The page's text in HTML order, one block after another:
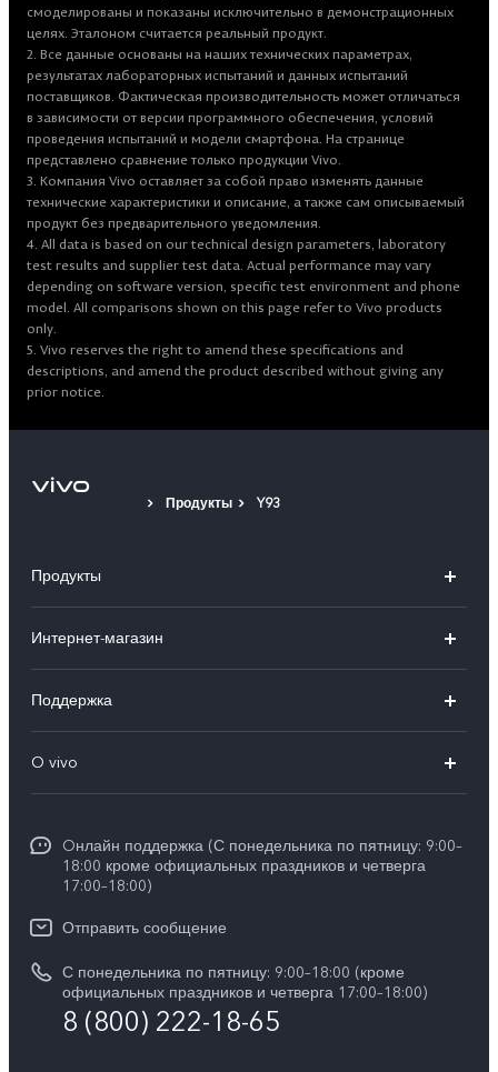
смоделированы и показаны исключительно в демонстрационных
целях. Эталоном считается реальный продукт.
2. Все данные основаны на наших технических параметрах,
результатах лабораторных испытаний и данных испытаний
поставщиков. Фактическая производительность может отличаться
в зависимости от версии программного обеспечения, условий
проведения испытаний и модели смартфона. На странице
представлено сравнение только продукции Vivo.
3. Компания Vivo оставляет за собой право изменять данные
технические характеристики и описание, а также сам описываемый
продукт без предварительного уведомления.
4. All data is based on our technical design parameters, laboratory
test results and supplier test data. Actual performance may vary
depending on software version, specific test environment and phone
model. All comparisons shown on this page refer to Vivo products
only.
5. Vivo reserves the right to amend these specifications and
descriptions, and amend the product described without giving any
prior notice.
Продукты Y93
Продукты
X300 FE
V70 FE
V70
Y31d
Y11d
Интернет-магазин
V60 5G
V60 Lite
V40 Lite
Y04s
Поддержка
FAQs
Funtouch OS
Сервисные центры
IMEI аутентификация
Запрос стоимости запчастей
Обновление системы
O vivo
Пресс-центр
Карьера в vivo
Юридическая информация
О нас
Социальная ответственность
Oнлайн поддержка (С понедельника по пятницу: 9:00–
18:00 кроме официальных праздников и четверга
17:00–18:00)
Отправить сообщение
С понедельника по пятницу: 9:00–18:00 (кроме
официальных праздников и четверга 17:00–18:00)
8 (800) 222-18-65